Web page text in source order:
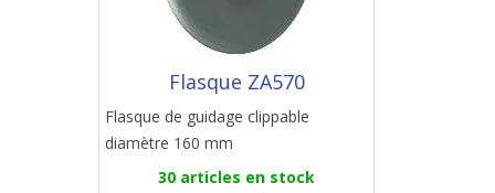
Flasque ZA570
Flasque de guidage clippable
diamètre 160 mm
30 articles en stock